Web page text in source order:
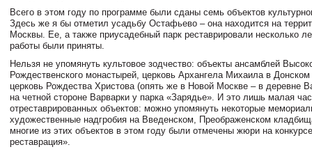
Всего в этом году по программе были сданы семь объектов
Здесь же я бы отметил усадьбу Остафьево – она находится на
Москвы. Ее, а также приусадебный парк реставрировали несколько
работы были приняты.
Нельзя не упомянуть культовое зодчество: объекты ансамблей
Рождественского монастырей, церковь Архангела Михаила в
церковь Рождества Христова (опять же в Новой Москве – в деревне
на четной стороне Варварки у парка «Зарядье». И это лишь малая
отреставрированных объектов: можно упомянуть некоторые
художественные надгробия на Введенском, Преображенском
многие из этих объектов в этом году были отмечены жюри на
реставрация».